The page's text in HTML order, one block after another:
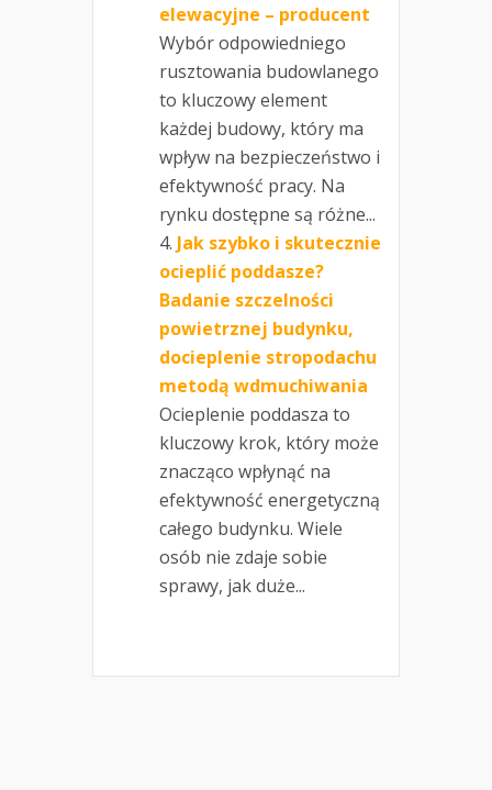
elewacyjne – producent
Wybór odpowiedniego
rusztowania budowlanego
to kluczowy element
każdej budowy, który ma
wpływ na bezpieczeństwo i
efektywność pracy. Na
rynku dostępne są różne...
Jak szybko i skutecznie
ocieplić poddasze?
Badanie szczelności
powietrznej budynku,
docieplenie stropodachu
metodą wdmuchiwania
Ocieplenie poddasza to
kluczowy krok, który może
znacząco wpłynąć na
efektywność energetyczną
całego budynku. Wiele
osób nie zdaje sobie
sprawy, jak duże...